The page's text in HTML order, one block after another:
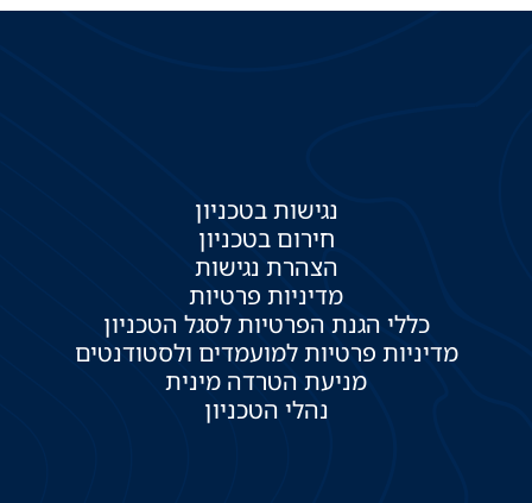
נגישות בטכניון
חירום בטכניון
הצהרת נגישות
מדיניות פרטיות
כללי הגנת הפרטיות לסגל הטכניון
מדיניות פרטיות למועמדים ולסטודנטים
מניעת הטרדה מינית
נהלי הטכניון